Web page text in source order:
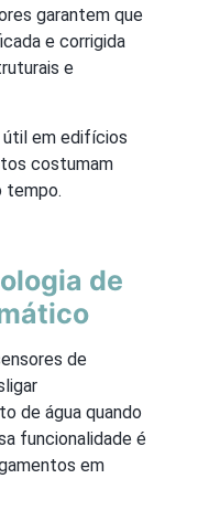
garantem que
e corrigida
e
em edifícios
costumam
tempo.
de
de
de água quando
funcionalidade é
em